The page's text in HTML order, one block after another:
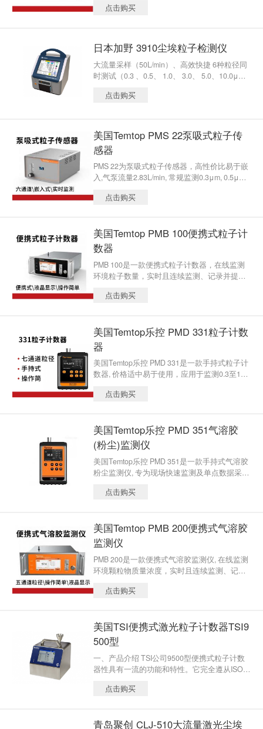
使粒子计数器嵌入装置设备成为可 0.1 um测量
点击购买
日本加野 3910尘埃粒子检测仪
大流量采样（50L/min）、高效快捷 6种粒径同
时测试（0.3 、0.5、 1.0、 3.0、 5.0、10.0μ
风速及差压（仅国际版） 6.4inch真彩色触摸屏
点击购买
美国Temtop PMS 22泵吸式粒子传
感器
PMS 22为泵吸式粒子传感器，高性价比易于嵌
入,气泵流量2.83L/min, 常规监测0.3μm, 0.5μm,
（客户可定制通道）。广泛应用于过滤器测
点击购买
美国Temtop PMB 100便携式粒子计
数器
PMB 100是一款便携式粒子计数器，在线监测
环境粒子数量，实时且连续监测、记录并提供
工业生产、精密机械加工等场景。
点击购买
美国Temtop乐控 PMD 331粒子计数
器
美国Temtop乐控 PMD 331是一款手持式粒子计
数器, 价格适中易于使用，应用于监测0.3至10μ
质量、粉尘监测、洁净室监测等多应用场景。
点击购买
美国Temtop乐控 PMD 351气溶胶
(粉尘)监测仪
美国Temtop乐控 PMD 351是一款手持式气溶胶
粉尘监测仪, 专为现场快速监测及单点数据采集
点源位置监测、户外大气质量、室内空气质
点击购买
美国Temtop PMB 200便携式气溶胶
监测仪
PMB 200是一款便携式气溶胶监测仪, 在线监测
环境颗粒物质量浓度，实时且连续监测、记录
空气站、工业生产、精密机械加工等场景。
点击购买
美国TSI便携式激光粒子计数器TSI9
500型
一、产品介绍 TSI公司9500型便携式粒子计数
器性具有一流的功能和特性。它完全遵从ISO1
采样量，短短10分钟就可以完成。 9500型计数
解决方案。配上一个管路长达8米的电子过滤扫
点击购买
青岛聚创 CLJ-510大流量激光尘埃